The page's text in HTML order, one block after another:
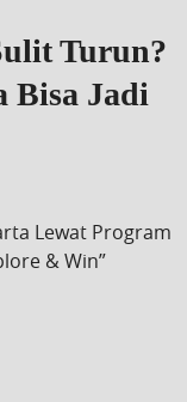
Turun?
Bisa Jadi
Lewat Program
& Win”